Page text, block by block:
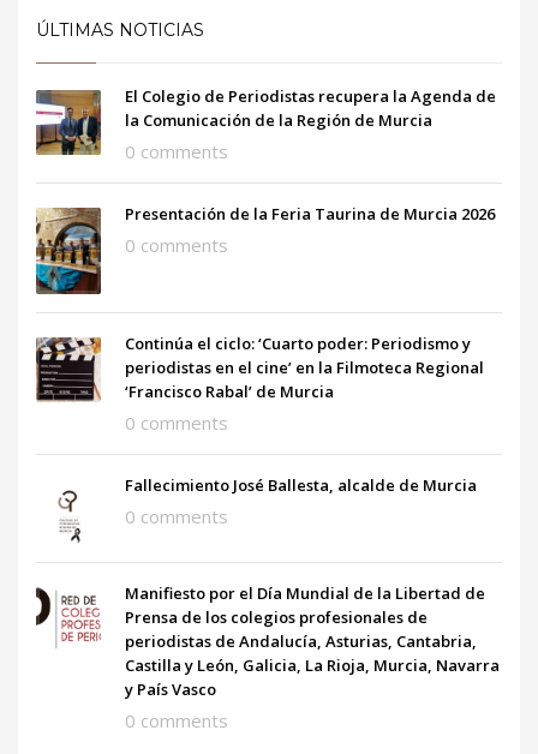
ÚLTIMAS NOTICIAS
El Colegio de Periodistas recupera la Agenda de
la Comunicación de la Región de Murcia
0 comments
Presentación de la Feria Taurina de Murcia 2026
0 comments
Continúa el ciclo: ‘Cuarto poder: Periodismo y
periodistas en el cine’ en la Filmoteca Regional
‘Francisco Rabal’ de Murcia
0 comments
Fallecimiento José Ballesta, alcalde de Murcia
0 comments
Manifiesto por el Día Mundial de la Libertad de
Prensa de los colegios profesionales de
periodistas de Andalucía, Asturias, Cantabria,
Castilla y León, Galicia, La Rioja, Murcia, Navarra
y País Vasco
0 comments